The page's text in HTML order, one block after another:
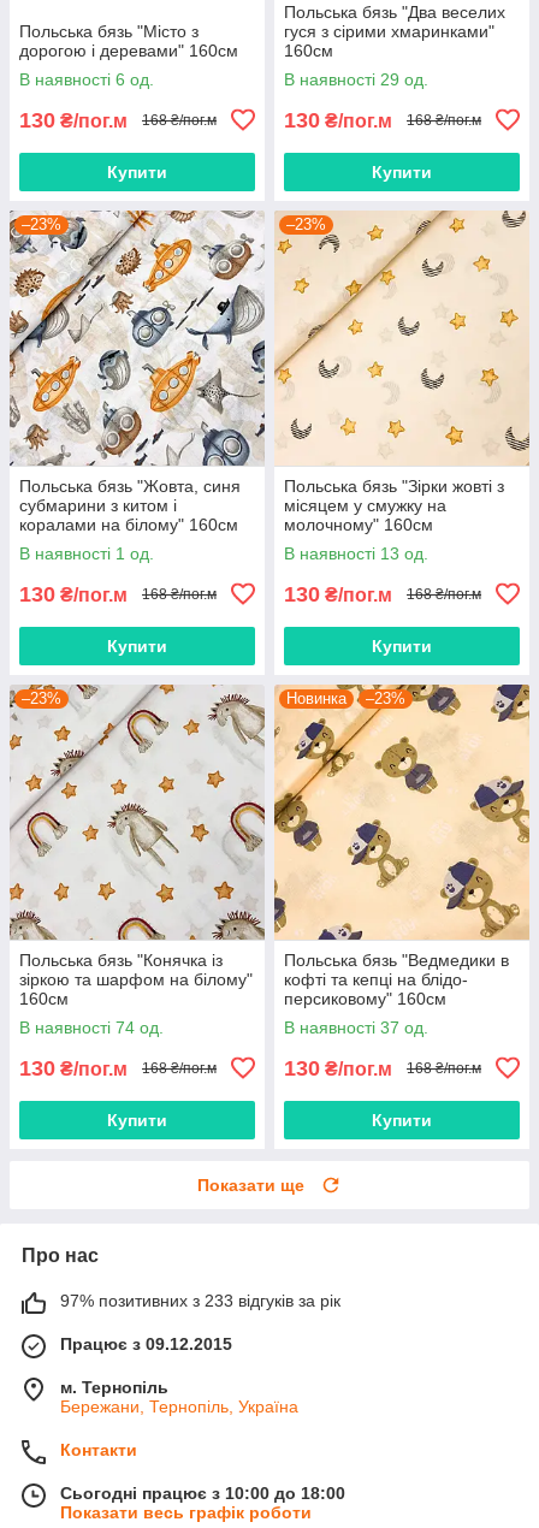
Польська бязь "Місто з
дорогою і деревами" 160см
В наявності 6 од.
130 ₴/пог.м 168 ₴/пог.м
Купити
Польська бязь "Два веселих
гуся з сірими хмаринками"
160см
В наявності 29 од.
130 ₴/пог.м 168 ₴/пог.м
Купити
–23%
Польська бязь "Жовта, синя
субмарини з китом і
коралами на білому" 160см
В наявності 1 од.
130 ₴/пог.м 168 ₴/пог.м
Купити
–23%
Польська бязь "Зірки жовті з
місяцем у смужку на
молочному" 160см
В наявності 13 од.
130 ₴/пог.м 168 ₴/пог.м
Купити
–23%
Польська бязь "Конячка із
зіркою та шарфом на білому"
160см
В наявності 74 од.
130 ₴/пог.м 168 ₴/пог.м
Купити
Новинка –23%
Польська бязь "Ведмедики в
кофті та кепці на блідо-
персиковому" 160см
В наявності 37 од.
130 ₴/пог.м 168 ₴/пог.м
Купити
Показати ще
Про нас
97% позитивних з 233 відгуків за рік
Працює з 09.12.2015
м. Тернопіль
Бережани, Тернопіль, Україна
Контакти
Сьогодні працює з 10:00 до 18:00
Показати весь графік роботи